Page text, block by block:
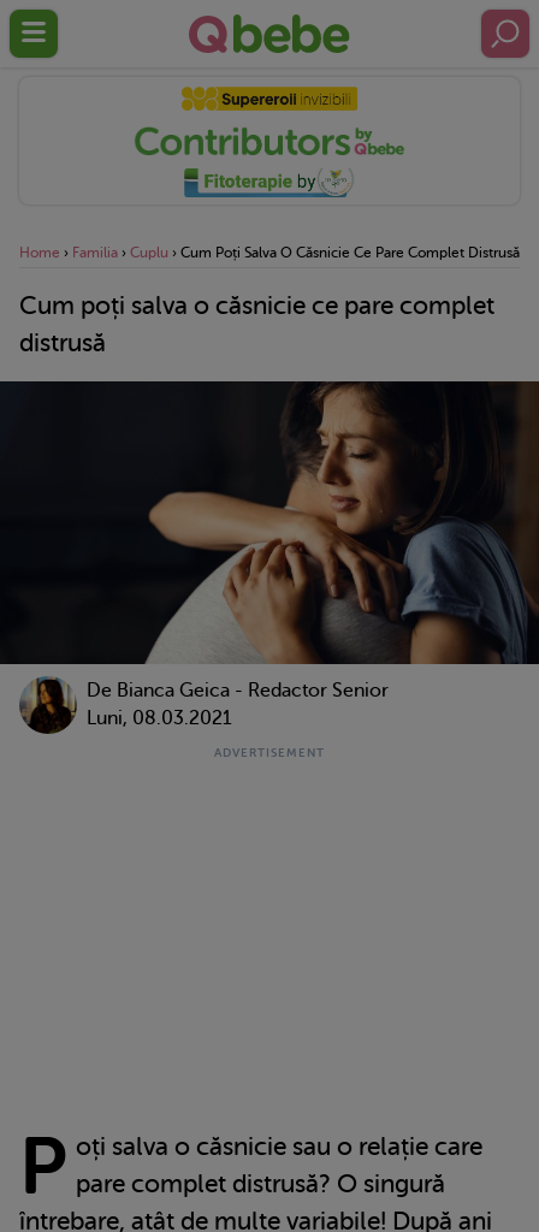
Home › Familia › Cuplu › Cum Poți Salva O Căsnicie Ce Pare Complet Distrusă
Cum poți salva o căsnicie ce pare complet
distrusă
De Bianca Geica - Redactor Senior
Luni, 08.03.2021
P oți salva o căsnicie sau o relație care
pare complet distrusă? O singură
întrebare, atât de multe variabile! După ani